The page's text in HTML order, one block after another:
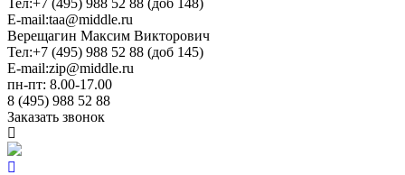
Тел:+7 (495) 988 52 88 (доб 148)
E-mail:taa@middle.ru
Верещагин Максим Викторович
Тел:+7 (495) 988 52 88 (доб 145)
E-mail:zip@middle.ru
пн-пт: 8.00-17.00
8 (495) 988 52 88
Заказать звонок